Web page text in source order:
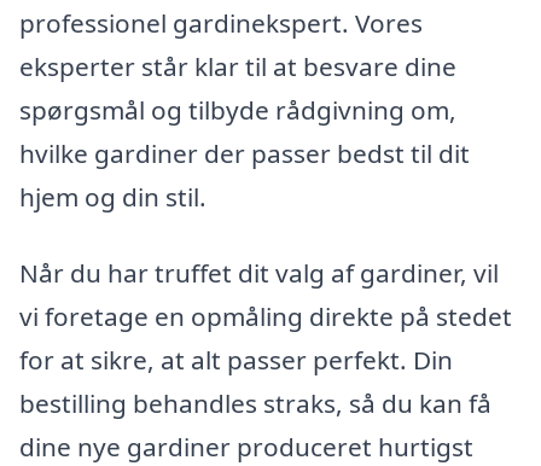
professionel gardinekspert. Vores
eksperter står klar til at besvare dine
spørgsmål og tilbyde rådgivning om,
hvilke gardiner der passer bedst til dit
hjem og din stil.
Når du har truffet dit valg af gardiner, vil
vi foretage en opmåling direkte på stedet
for at sikre, at alt passer perfekt. Din
bestilling behandles straks, så du kan få
dine nye gardiner produceret hurtigst